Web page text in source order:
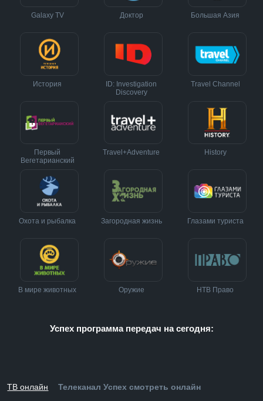
Galaxy TV Доктор Большая Азия
История
ID: Investigation
Discovery
Travel Channel
Первый
Вегетарианский
Travel+Adventure History
Охота и рыбалка Загородная жизнь Глазами туриста
В мире животных Оружие НТВ Право
Успех программа передач на сегодня:
ТВ онлайн Телеканал Успех смотреть онлайн